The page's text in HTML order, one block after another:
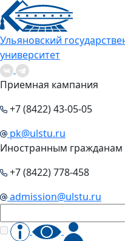
Ульяновский
университет
Приемная кампания
+7 (8422) 43-05-05
pk@ulstu.ru
Иностранным гражданам
+7 (8422) 778-458
admission@ulstu.ru